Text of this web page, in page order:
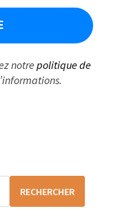
notre politique de
RECHERCHER